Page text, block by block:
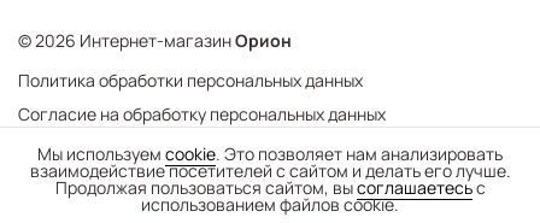
Мы используем cookie. Это позволяет нам анализировать
взаимодействие посетителей с сайтом и делать его лучше.
Продолжая пользоваться сайтом, высоглашаетесьс
использованием файлов cookie.
- + В корзину
© 2026 Интернет-магазинОрион
Политика обработки персональных данных
Согласие на обработку персональных данных
Web Механика
- создание интернет-магазинов